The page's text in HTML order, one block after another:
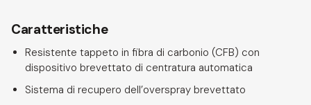
Caratteristiche
Resistente tappeto in fibra di carbonio (CFB) con
dispositivo brevettato di centratura automatica
Sistema di recupero dell’overspray brevettato